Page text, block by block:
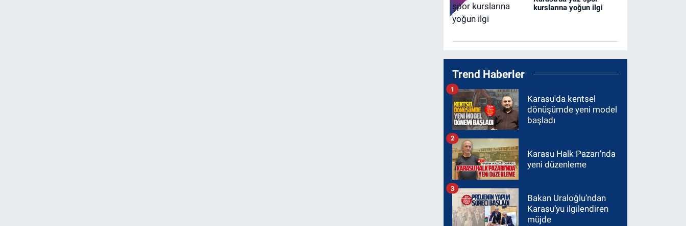
kurslarına yoğun ilgi
Trend Haberler
Karasu'da kentsel
dönüşümde yeni model
başladı
1
Karasu Halk Pazarı’nda
yeni düzenleme
2
Bakan Uraloğlu’ndan
Karasu’yu ilgilendiren
müjde
3